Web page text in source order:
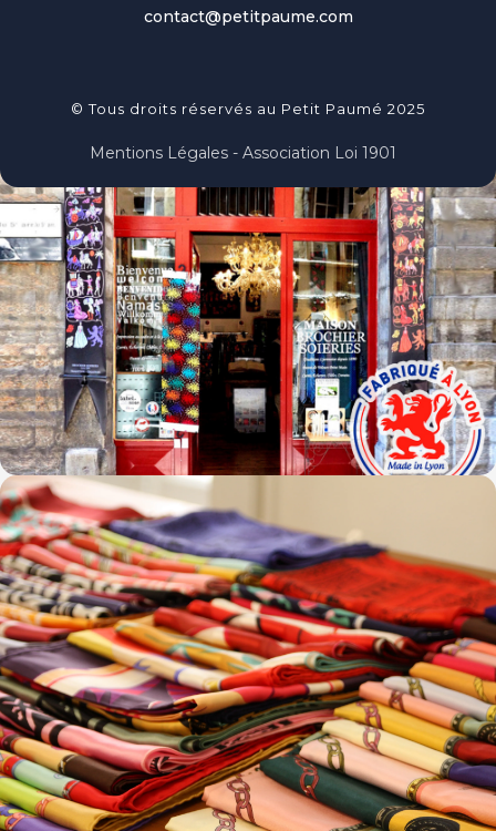
contact@petitpaume.com
© Tous droits réservés au Petit Paumé 2025
Mentions Légales - Association Loi 1901